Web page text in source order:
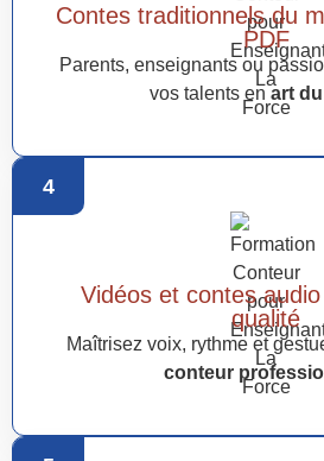
Contes traditionnels du
PDF
Parents, enseignants ou
vos talents en art
4
Vidéos et contes
qualité
Maîtrisez voix, rythme et
conteur